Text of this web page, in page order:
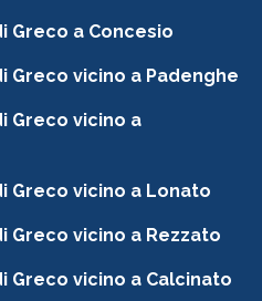
Greco a Concesio
Greco vicino a Padenghe
Greco vicino a
Greco vicino a Lonato
Greco vicino a Rezzato
Greco vicino a Calcinato